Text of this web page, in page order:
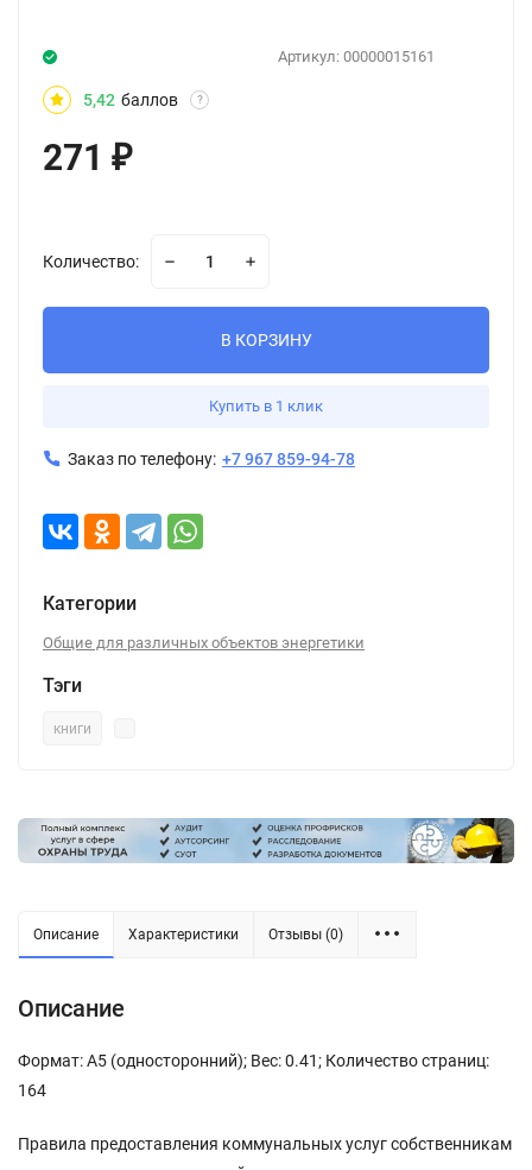
Артикул: 00000015161
5,42 баллов ?
271 ₽
Количество:
В КОРЗИНУ
Купить в 1 клик
Заказ по телефону: +7 967 859-94-78
Категории
Общие для различных объектов энергетики
Тэги
книги
Описание Характеристики Отзывы (0)
Описание
Формат: А5 (односторонний); Вес: 0.41; Количество страниц:
164
Правила предоставления коммунальных услуг собственникам